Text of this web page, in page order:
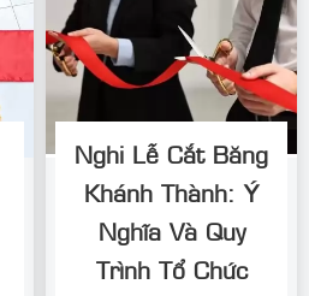
Nghi Lễ Cắt Băng
Khánh Thành: Ý
Nghĩa Và Quy
Trình Tổ Chức